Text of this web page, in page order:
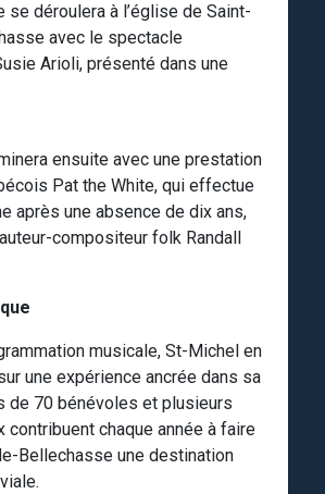
se déroulera à l’église de Saint-
avec le spectacle
Arioli, présenté dans une
ensuite avec une prestation
Pat the White, qui effectue
après une absence de dix ans,
compositeur folk Randall
musicale, St-Michel en
une expérience ancrée dans sa
de 70 bénévoles et plusieurs
contribuent chaque année à faire
Bellechasse une destination